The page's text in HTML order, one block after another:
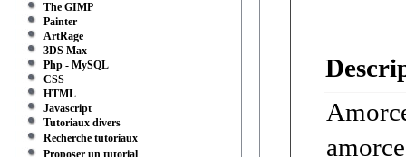
The GIMP
Painter
ArtRage
3DS Max
Php - MySQL
CSS
HTML
Javascript
Tutoriaux divers
Recherche tutoriaux
Proposer un tutorial